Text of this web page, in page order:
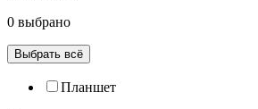
0 выбрано
Выбрать всё
Планшет